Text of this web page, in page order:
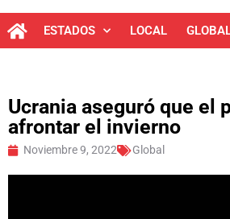
ESTADOS LOCAL
Ucrania aseguró que el
afrontar el invierno
Noviembre 9, 2022 Global